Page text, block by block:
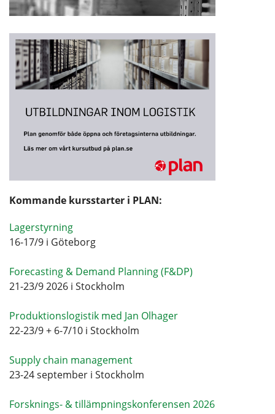
Kommande kursstarter i PLAN:
Lagerstyrning
16-17/9 i Göteborg
Forecasting & Demand Planning (F&DP)
21-23/9 2026 i Stockholm
Produktionslogistik med Jan Olhager
22-23/9 + 6-7/10 i Stockholm
Supply chain management
23-24 september i Stockholm
Forsknings- & tillämpningskonferensen 2026